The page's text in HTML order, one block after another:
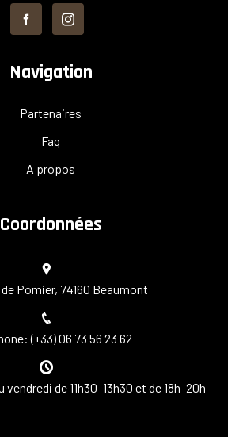
Navigation
Partenaires
Faq
A propos
Coordonnées
Pomier, 74160 Beaumont
(+33) 06 73 56 23 62
de 11h30–13h30 et de 18h–20h